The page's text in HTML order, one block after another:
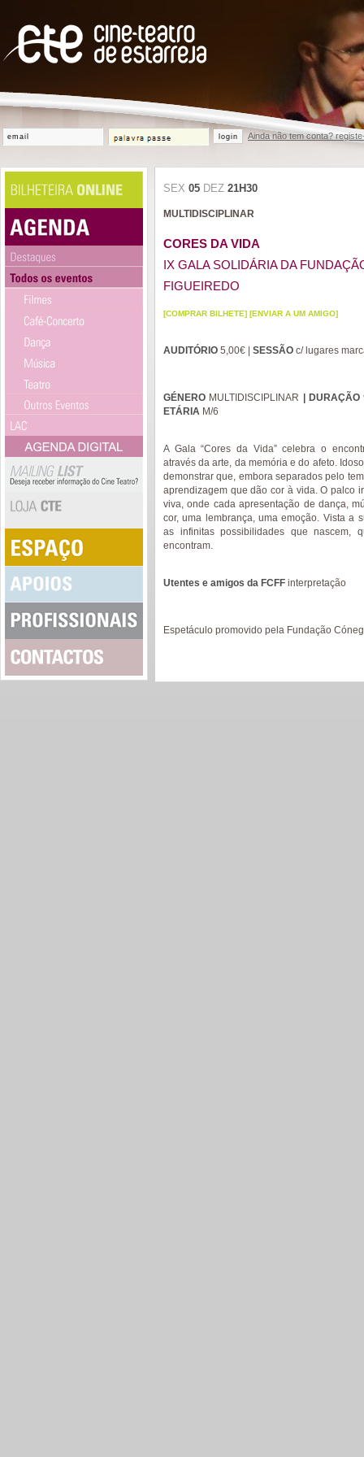
login Ainda não tem conta?
SEX 05 DEZ 21H30
MULTIDISCIPLINAR
CORES DA VIDA
IX GALA SOLIDÁRIA DA
FIGUEIREDO
[COMPRAR BILHETE] [ENVIAR A UM AMIGO]
AUDITÓRIO 5,00€ | SESSÃO c/ lugares
GÉNERO MULTIDISCIPLINAR | DURAÇÃO
ETÁRIA M/6
A Gala “Cores da Vida” celebra o
através da arte, da memória e do afeto.
demonstrar que, embora separados pelo
aprendizagem que dão cor à vida. O palco
viva, onde cada apresentação de dança,
cor, uma lembrança, uma emoção. Vista a
as infinitas possibilidades que nascem,
encontram.
Utentes e amigos da FCFF interpretação
Espetáculo promovido pela Fundação